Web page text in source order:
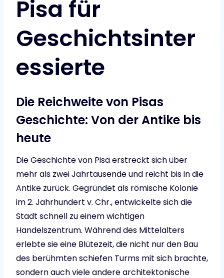
Pisa für
Geschichtsinter
essierte
Die Reichweite von Pisas
Geschichte: Von der Antike bis
heute
Die Geschichte von Pisa erstreckt sich über
mehr als zwei Jahrtausende und reicht bis in die
Antike zurück. Gegründet als römische Kolonie
im 2. Jahrhundert v. Chr., entwickelte sich die
Stadt schnell zu einem wichtigen
Handelszentrum. Während des Mittelalters
erlebte sie eine Blütezeit, die nicht nur den Bau
des berühmten schiefen Turms mit sich brachte,
sondern auch viele andere architektonische